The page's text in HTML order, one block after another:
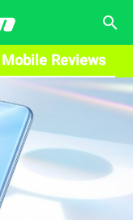
search
Mobile Reviews